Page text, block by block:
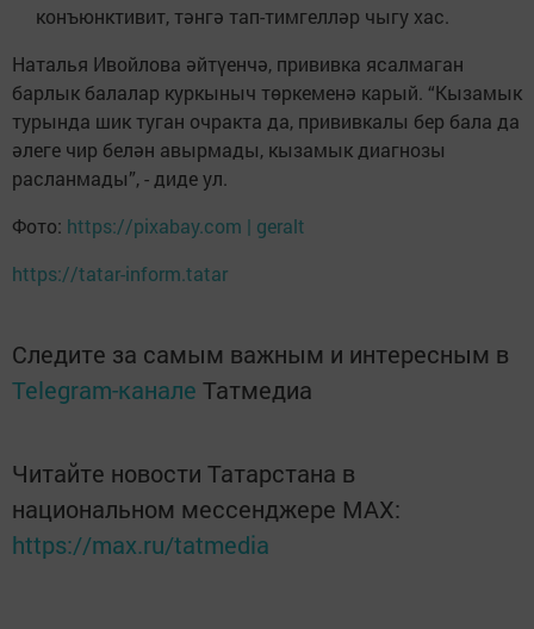
конъюнктивит, тәнгә тап-тимгелләр чыгу хас.
Наталья Ивойлова әйтүенчә, прививка ясалмаган
барлык балалар куркыныч төркеменә карый. “Кызамык
турында шик туган очракта да, прививкалы бер бала да
әлеге чир белән авырмады, кызамык диагнозы
расланмады”, - диде ул.
Фото: https://pixabay.com | geralt
https://tatar-inform.tatar
Следите за самым важным и интересным в
Telegram-канале Татмедиа
Читайте новости Татарстана в
национальном мессенджере MАХ:
https://max.ru/tatmedia